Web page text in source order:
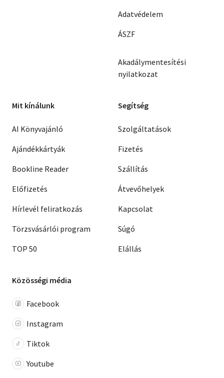
Adatvédelem
ÁSZF
Akadálymentesítési
nyilatkozat
Mit kínálunk
AI Könyvajánló
Ajándékkártyák
Bookline Reader
Előfizetés
Hírlevél feliratkozás
Törzsvásárlói program
TOP 50
Segítség
Szolgáltatások
Fizetés
Szállítás
Átvevőhelyek
Kapcsolat
Súgó
Elállás
Közösségi média
Facebook
Instagram
Tiktok
Youtube